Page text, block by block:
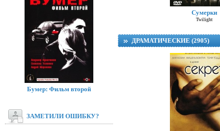
Сумерки
Twilight
ДРАМАТИЧЕСКИЕ (2905)
Бумер: Фильм второй
ЗАМЕТИЛИ ОШИБКУ?